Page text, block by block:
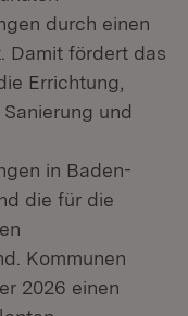
durch einen
Damit fördert das
Errichtung,
und
in Baden-
die für die
Kommunen
2026 einen